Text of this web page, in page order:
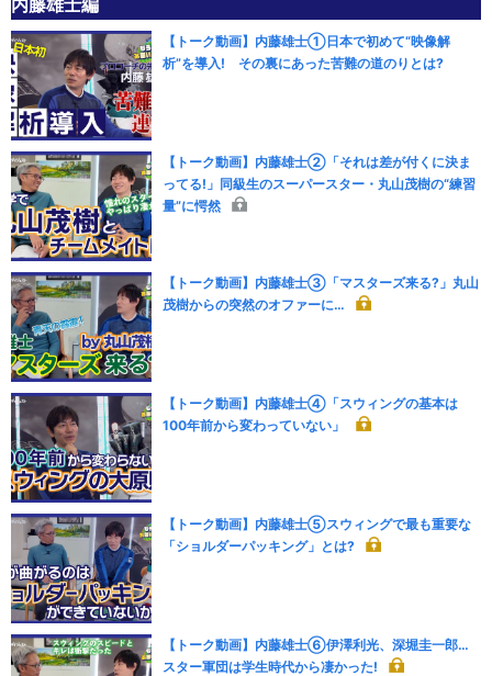
【トーク動画】内藤雄士①日本で初めて“映像解
析”を導入! その裏にあった苦難の道のりとは?
【トーク動画】内藤雄士②「それは差が付くに決ま
ってる!」同級生のスーパースター・丸山茂樹の“練習
量”に愕然
【トーク動画】内藤雄士③「マスターズ来る?」丸山
茂樹からの突然のオファーに…
【トーク動画】内藤雄士④「スウィングの基本は
100年前から変わっていない」
【トーク動画】内藤雄士⑤スウィングで最も重要な
「ショルダーパッキング」とは?
【トーク動画】内藤雄士⑥伊澤利光、深堀圭一郎…
スター軍団は学生時代から凄かった!